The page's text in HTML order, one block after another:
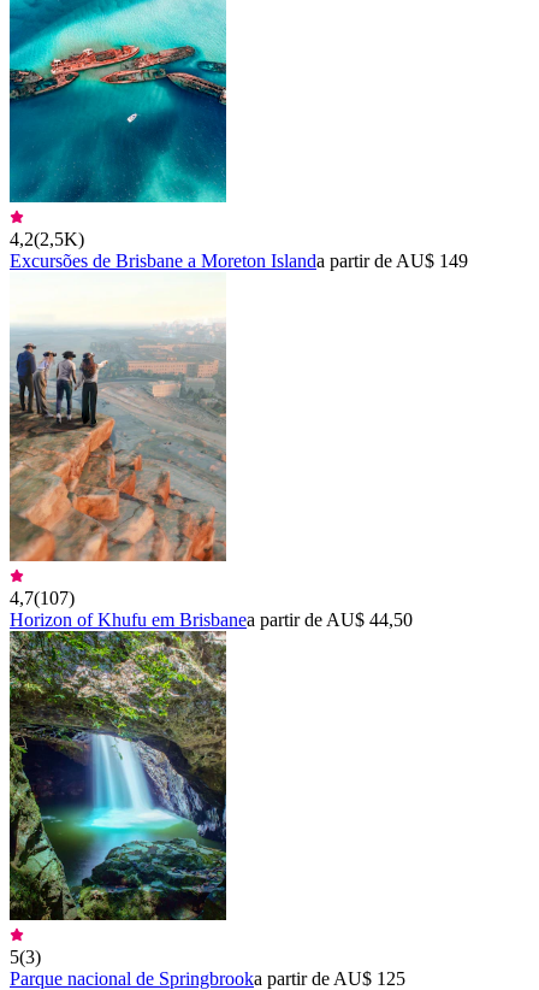
4,2(2,5K)
Excursões de Brisbane a Moreton Islanda partir de AU$ 149
4,7(107)
Horizon of Khufu em Brisbanea partir de AU$ 44,50
5(3)
Parque nacional de Springbrooka partir de AU$ 125